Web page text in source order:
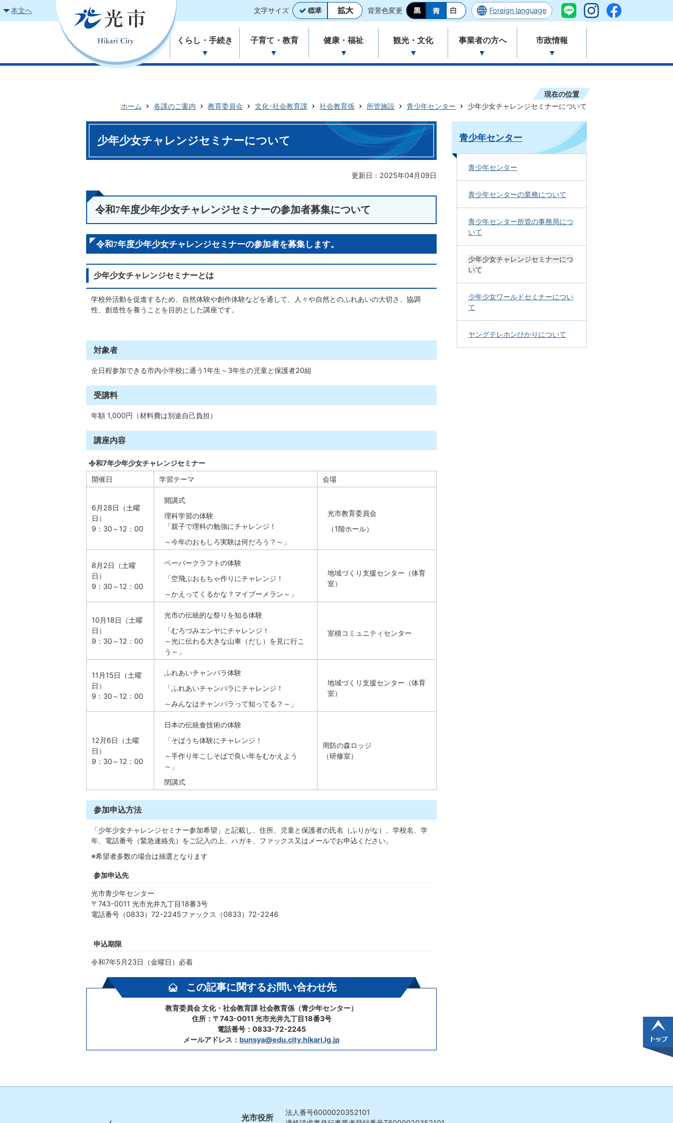
本文へ 文字サイズ 背景色変更 Foreign language
くらし・手続き 子育て・教育 健康・福祉 観光・文化 事業者の方へ 市政情報
現在の位置
ホーム
各課のご案内 教育委員会 文化･社会教育課 社会教育係 所管施設 青少年センター 少年少女チャレンジセミナーについて
少年少女チャレンジセミナーについて
更新日：2025年04月09日
令和7年度少年少女チャレンジセミナーの参加者募集について
令和7年度少年少女チャレンジセミナーの参加者を募集します。
少年少女チャレンジセミナーとは
学校外活動を促進するため、自然体験や創作体験などを通して、人々や自然とのふれあいの大切さ、協調
性、創造性を養うことを目的とした講座です。
対象者
全日程参加できる市内小学校に通う1年生～3年生の児童と保護者20組
受講料
年額 1,000円（材料費は別途自己負担）
講座内容
令和7年少年少女チャレンジセミナー
開催日
学習テーマ 会場
6月28日（土曜
日）
9：30～12：00
開講式
理科学習の体験
「親子で理科の勉強にチャレンジ！
～今年のおもしろ実験は何だろう？～」
光市教育委員会
（1階ホール）
8月2日（土曜
日）
9：30～12：00
ペーパークラフトの体験
「空飛ぶおもちゃ作りにチャレンジ！
～かえってくるかな？マイブーメラン～」
地域づくり支援センター（体育
室）
10月18日（土曜
日）
9：30～12：00
光市の伝統的な祭りを知る体験
「むろづみエンヤにチャレンジ！
～光に伝わる大きな山車（だし）を見に行こ
う～」
室積コミュニティセンター
11月15日（土曜
日）
9：30～12：00
ふれあいチャンバラ体験
「ふれあいチャンバラにチャレンジ！
～みんなはチャンバラって知ってる？～」
地域づくり支援センター（体育
室）
12月6日（土曜
日）
9：30～12：00
日本の伝統食技術の体験
「そばうち体験にチャレンジ！
～手作り年こしそばで良い年をむかえよう
～」
閉講式
周防の森ロッジ
（研修室）
参加申込方法
「少年少女チャレンジセミナー参加希望」と記載し、住所、児童と保護者の氏名（ふりがな）、学校名、学
年、電話番号（緊急連絡先）をご記入の上、ハガキ、ファックス又はメールでお申込ください。
※希望者多数の場合は抽選となります
参加申込先
光市青少年センター
〒743-0011 光市光井九丁目18番3号
電話番号（0833）72-2245ファックス（0833）72-2246
申込期限
令和7年5月23日（金曜日）必着
この記事に関するお問い合わせ先
教育委員会 文化・社会教育課 社会教育係（青少年センター）
住所：〒743-0011 光市光井九丁目18番3号
電話番号：0833-72-2245
メールアドレス： bunsya@edu.city.hikari.lg.jp
青少年センター
青少年センター
青少年センターの業務について
青少年センター所管の事務局につ
いて
少年少女チャレンジセミナーにつ
いて
少年少女ワールドセミナーについ
て
ヤングテレホンひかりについて
光市役所
法人番号6000020352101